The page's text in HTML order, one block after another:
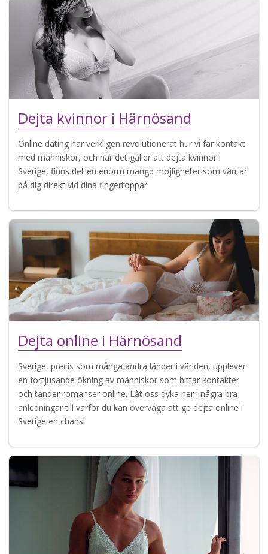
Dejta kvinnor i Härnösand
Online dating har verkligen revolutionerat hur vi får kontakt
med människor, och när det gäller att dejta kvinnor i
Sverige, finns det en enorm mängd möjligheter som väntar
på dig direkt vid dina fingertoppar.
Dejta online i Härnösand
Sverige, precis som många andra länder i världen, upplever
en förtjusande ökning av människor som hittar kontakter
och tänder romanser online. Låt oss dyka ner i några bra
anledningar till varför du kan överväga att ge dejta online i
Sverige en chans!